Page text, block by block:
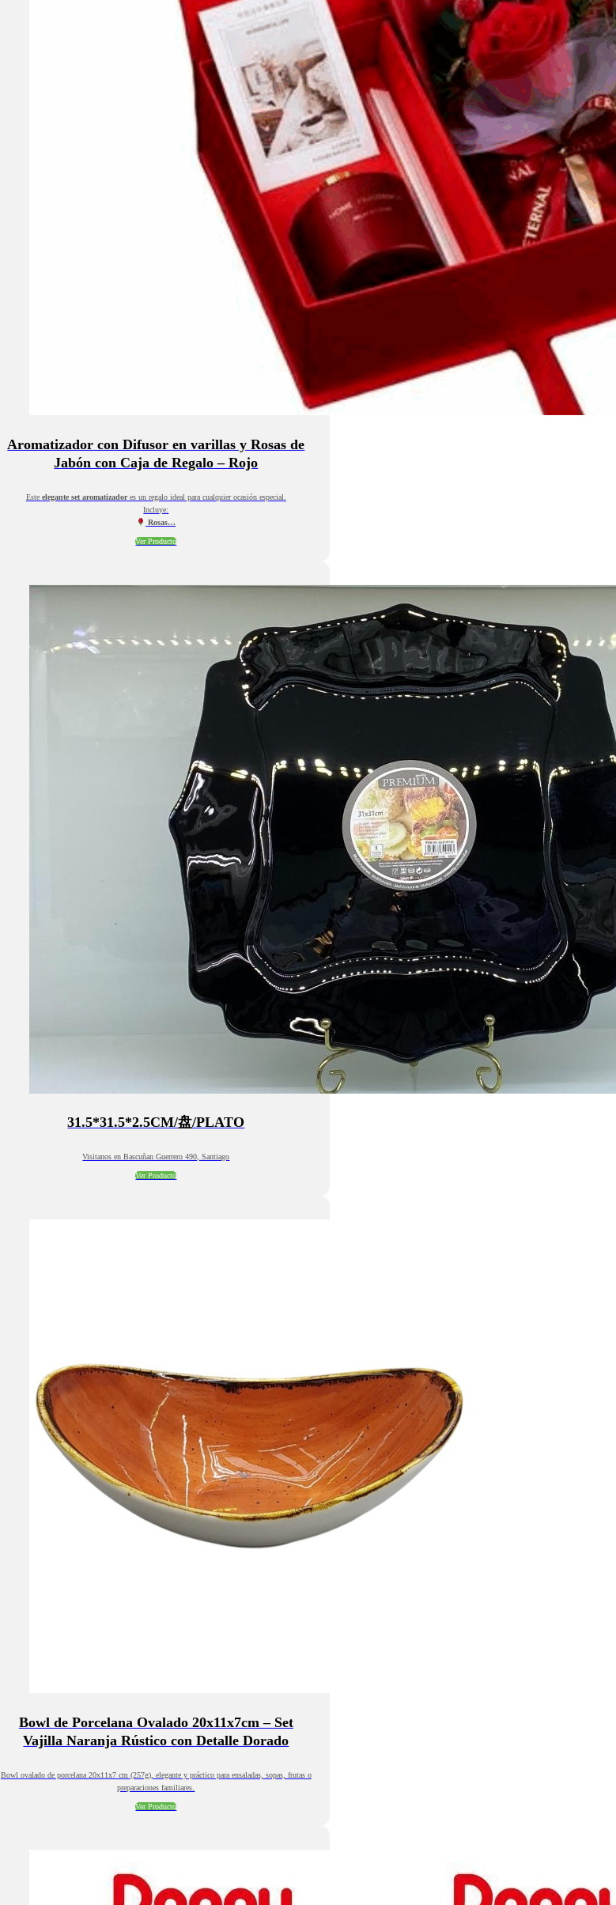
Aromatizador con Difusor en varillas y Rosas de
Jabón con Caja de Regalo – Rojo
Este elegante set aromatizadores un regalo ideal para cualquier ocasión especial.
Incluye:
Rosas…
Ver Producto
31.5*31.5*2.5CM/盘/PLATO
Visitanos en Bascuñan Guerrero 490, Santiago
Ver Producto
Bowl de Porcelana Ovalado 20x11x7cm – Set
Vajilla Naranja Rústico con Detalle Dorado
Bowl ovalado de porcelana 20x11x7 cm (257g), elegante y práctico para ensaladas, sopas, frutas o
preparaciones familiares.
Ver Producto